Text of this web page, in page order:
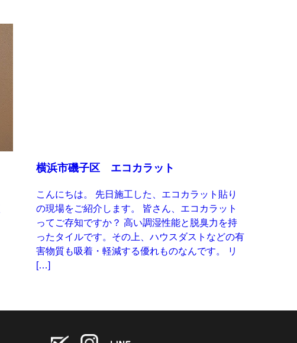
横浜市磯子区 エコカラット
こんにちは。 先日施工した、エコカラット貼り
の現場をご紹介します。 皆さん、エコカラット
ってご存知ですか？ 高い調湿性能と脱臭力を持
ったタイルです。その上、ハウスダストなどの有
害物質も吸着・軽減する優れものなんです。 リ
[…]